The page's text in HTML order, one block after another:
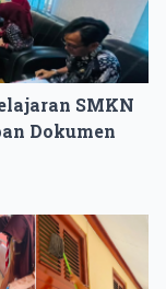
SMKN
Dokumen